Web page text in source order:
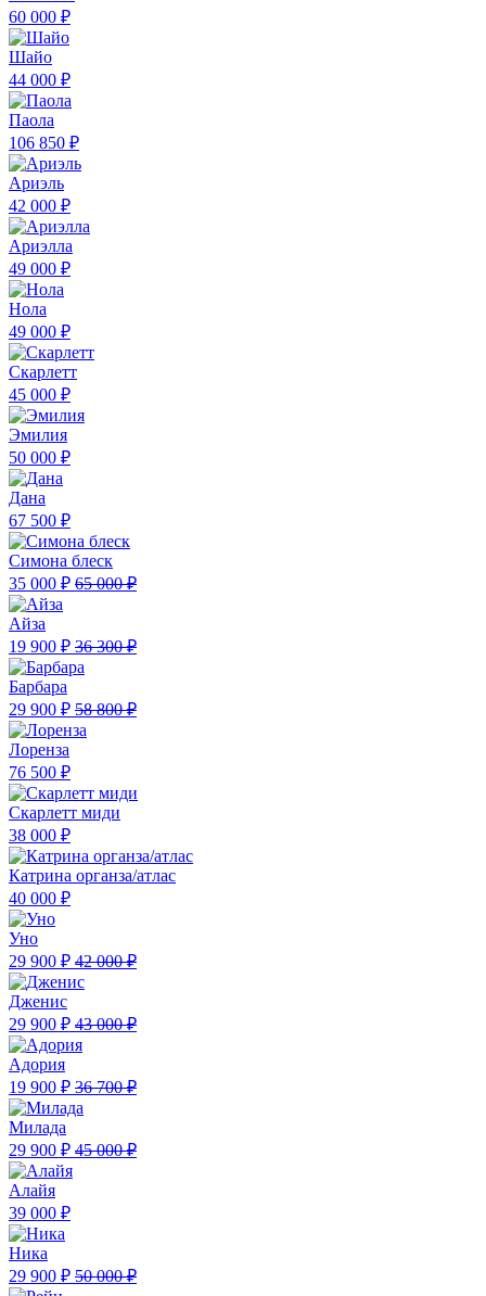
60 000 ₽
Шайо
44 000 ₽
Паола
106 850 ₽
Ариэль
42 000 ₽
Ариэлла
49 000 ₽
Нола
49 000 ₽
Скарлетт
45 000 ₽
Эмилия
50 000 ₽
Дана
67 500 ₽
Симона блеск
35 000 ₽ 65 000 ₽
Айза
19 900 ₽ 36 300 ₽
Барбара
29 900 ₽ 58 800 ₽
Лоренза
76 500 ₽
Скарлетт миди
38 000 ₽
Катрина органза/атлас
40 000 ₽
Уно
29 900 ₽ 42 000 ₽
Дженис
29 900 ₽ 43 000 ₽
Адория
19 900 ₽ 36 700 ₽
Милада
29 900 ₽ 45 000 ₽
Алайя
39 000 ₽
Ника
29 900 ₽ 50 000 ₽